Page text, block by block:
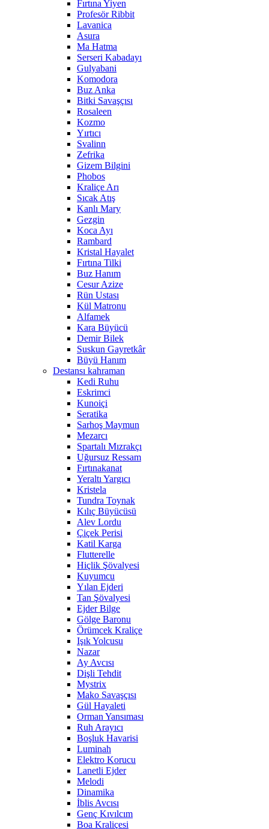
Fırtına Yiyen
Profesör Ribbit
Lavanica
Asura
Ma Hatma
Serseri Kabadayı
Gulyabani
Komodora
Buz Anka
Bitki Savaşçısı
Rosaleen
Kozmo
Yırtıcı
Svalinn
Zefrika
Gizem Bilgini
Phobos
Kraliçe Arı
Sıcak Atış
Kanlı Mary
Gezgin
Koca Ayı
Rambard
Kristal Hayalet
Fırtına Tilki
Buz Hanım
Cesur Azize
Rün Ustası
Kül Matronu
Alfamek
Kara Büyücü
Demir Bilek
Suskun Gayretkâr
Büyü Hanım
Destansı kahraman
Kedi Ruhu
Eskrimci
Kunoiçi
Seratika
Sarhoş Maymun
Mezarcı
Spartalı Mızrakçı
Uğursuz Ressam
Fırtınakanat
Yeraltı Yargıcı
Kristela
Tundra Toynak
Kılıç Büyücüsü
Alev Lordu
Çiçek Perisi
Katil Karga
Flutterelle
Hiçlik Şövalyesi
Kuyumcu
Yılan Ejderi
Tan Şövalyesi
Ejder Bilge
Gölge Baronu
Örümcek Kraliçe
Işık Yolcusu
Nazar
Ay Avcısı
Dişli Tehdit
Mystrix
Mako Savaşçısı
Gül Hayaleti
Orman Yansıması
Ruh Arayıcı
Boşluk Havarisi
Luminah
Elektro Korucu
Lanetli Ejder
Melodi
Dinamika
İblis Avcısı
Genç Kıvılcım
Boa Kraliçesi